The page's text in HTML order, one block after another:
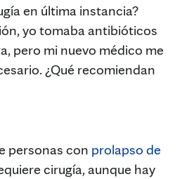
en última instancia?
yo tomaba antibióticos
pero mi nuevo médico me
¿Qué recomiendan
personas con prolapso de
cirugía, aunque hay